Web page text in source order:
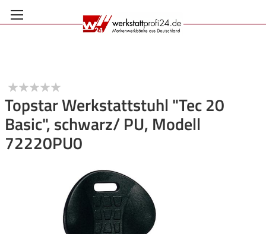
Anmelden
Inhalt
springen
Topstar Werkstattstuhl "Tec 20
Basic", schwarz/ PU, Modell
72220PU0